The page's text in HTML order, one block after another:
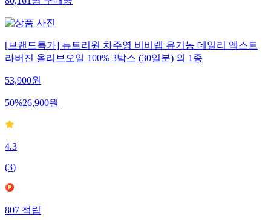
80,161명구매중
[브랜드특가] 뉴트리원 차주영 비비랩 유기농 데일리 엑스트
라버진 올리브오일 100% 3박스 (30일분) 외 1종
53,900원
50%26,900원
4.3
(3)
807적립